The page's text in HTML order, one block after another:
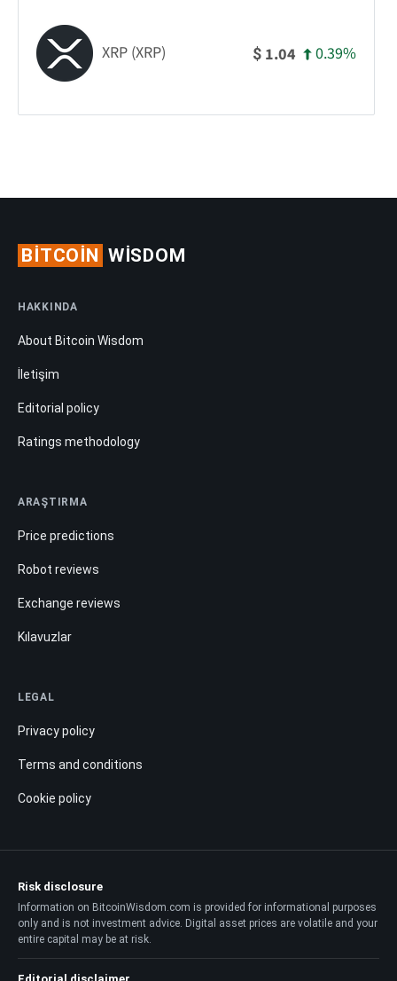
XRP (XRP) $ 1.04 0.39%
BITCOIN WISDOM
HAKKINDA
About Bitcoin Wisdom
İletişim
Editorial policy
Ratings methodology
ARAŞTIRMA
Price predictions
Robot reviews
Exchange reviews
Kılavuzlar
LEGAL
Privacy policy
Terms and conditions
Cookie policy
Risk disclosure
Information on BitcoinWisdom.com is provided for informational purposes
only and is not investment advice. Digital asset prices are volatile and your
entire capital may be at risk.